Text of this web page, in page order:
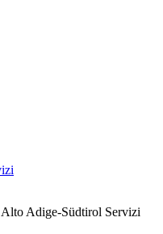
Adige-Südtirol Servizi